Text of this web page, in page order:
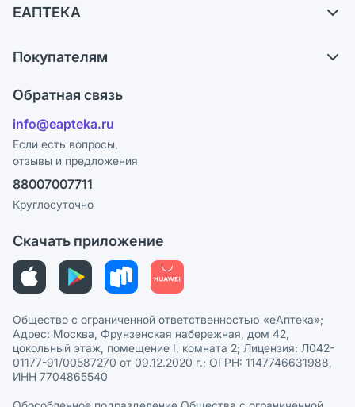
Обмен и возврат
Блог
ЕАПТЕКА
Карьера
Поставщики
Лицензия
Реклама на сайте
Ваши товары на ЕАПТЕКЕ
Покупателям
Программа СберСпасибо
Политика конфиденциальности
Пользовательское соглашение
Политика рекомендаций
Этика и соответствие
Политика в отношении обработки персональных данных
Обратная связь
info@eapteka.ru
Если есть вопросы,
отзывы и предложения
88007007711
Круглосуточно
Скачать приложение
Общество с ограниченной ответственностью «еАптека»;
Адрес: Москва, Фрунзенская набережная, дом 42,
цокольный этаж, помещение I, комната 2; Лицензия: Л042-
01177-91/00587270 от 09.12.2020 г.; ОГРН: 1147746631988,
ИНН 7704865540